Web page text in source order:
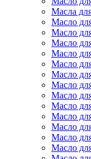
Масла
Масло
Масло
Масло
Масло
Масло
Масло
Масло
Масло
Масло
Масло
Масло
Масло
Масло